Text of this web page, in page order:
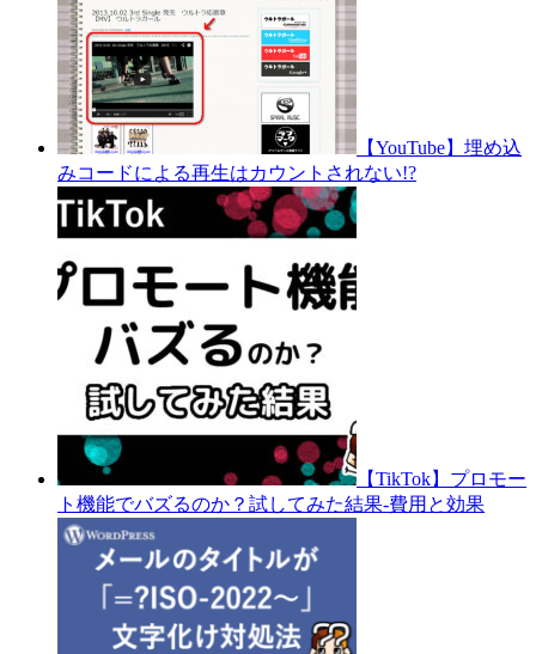
【YouTube】埋め込
みコードによる再生はカウントされない!?
【TikTok】プロモー
ト機能でバズるのか？試してみた結果-費用と効果